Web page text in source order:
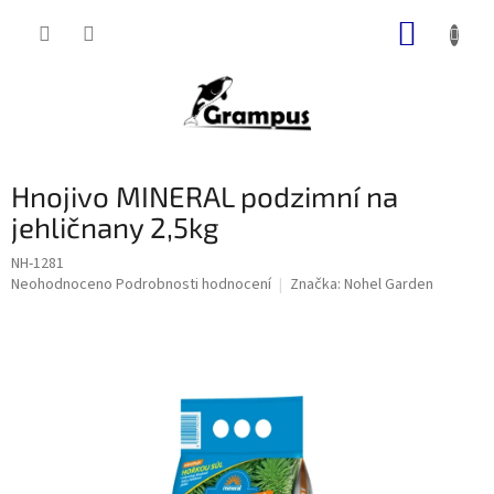
Hnojivo MINERAL podzimní na
jehličnany 2,5kg
NH-1281
Průměrné
Neohodnoceno Podrobnosti hodnocení Značka: Nohel Garden